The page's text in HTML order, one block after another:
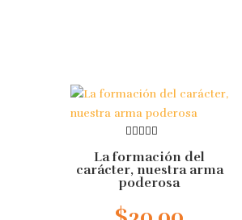
out
of
5
La formación del
carácter, nuestra arma
poderosa